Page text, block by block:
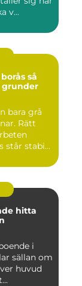
v...
så
grunder
bara grå
Rätt
står stabi...
i
sällan om
huvud